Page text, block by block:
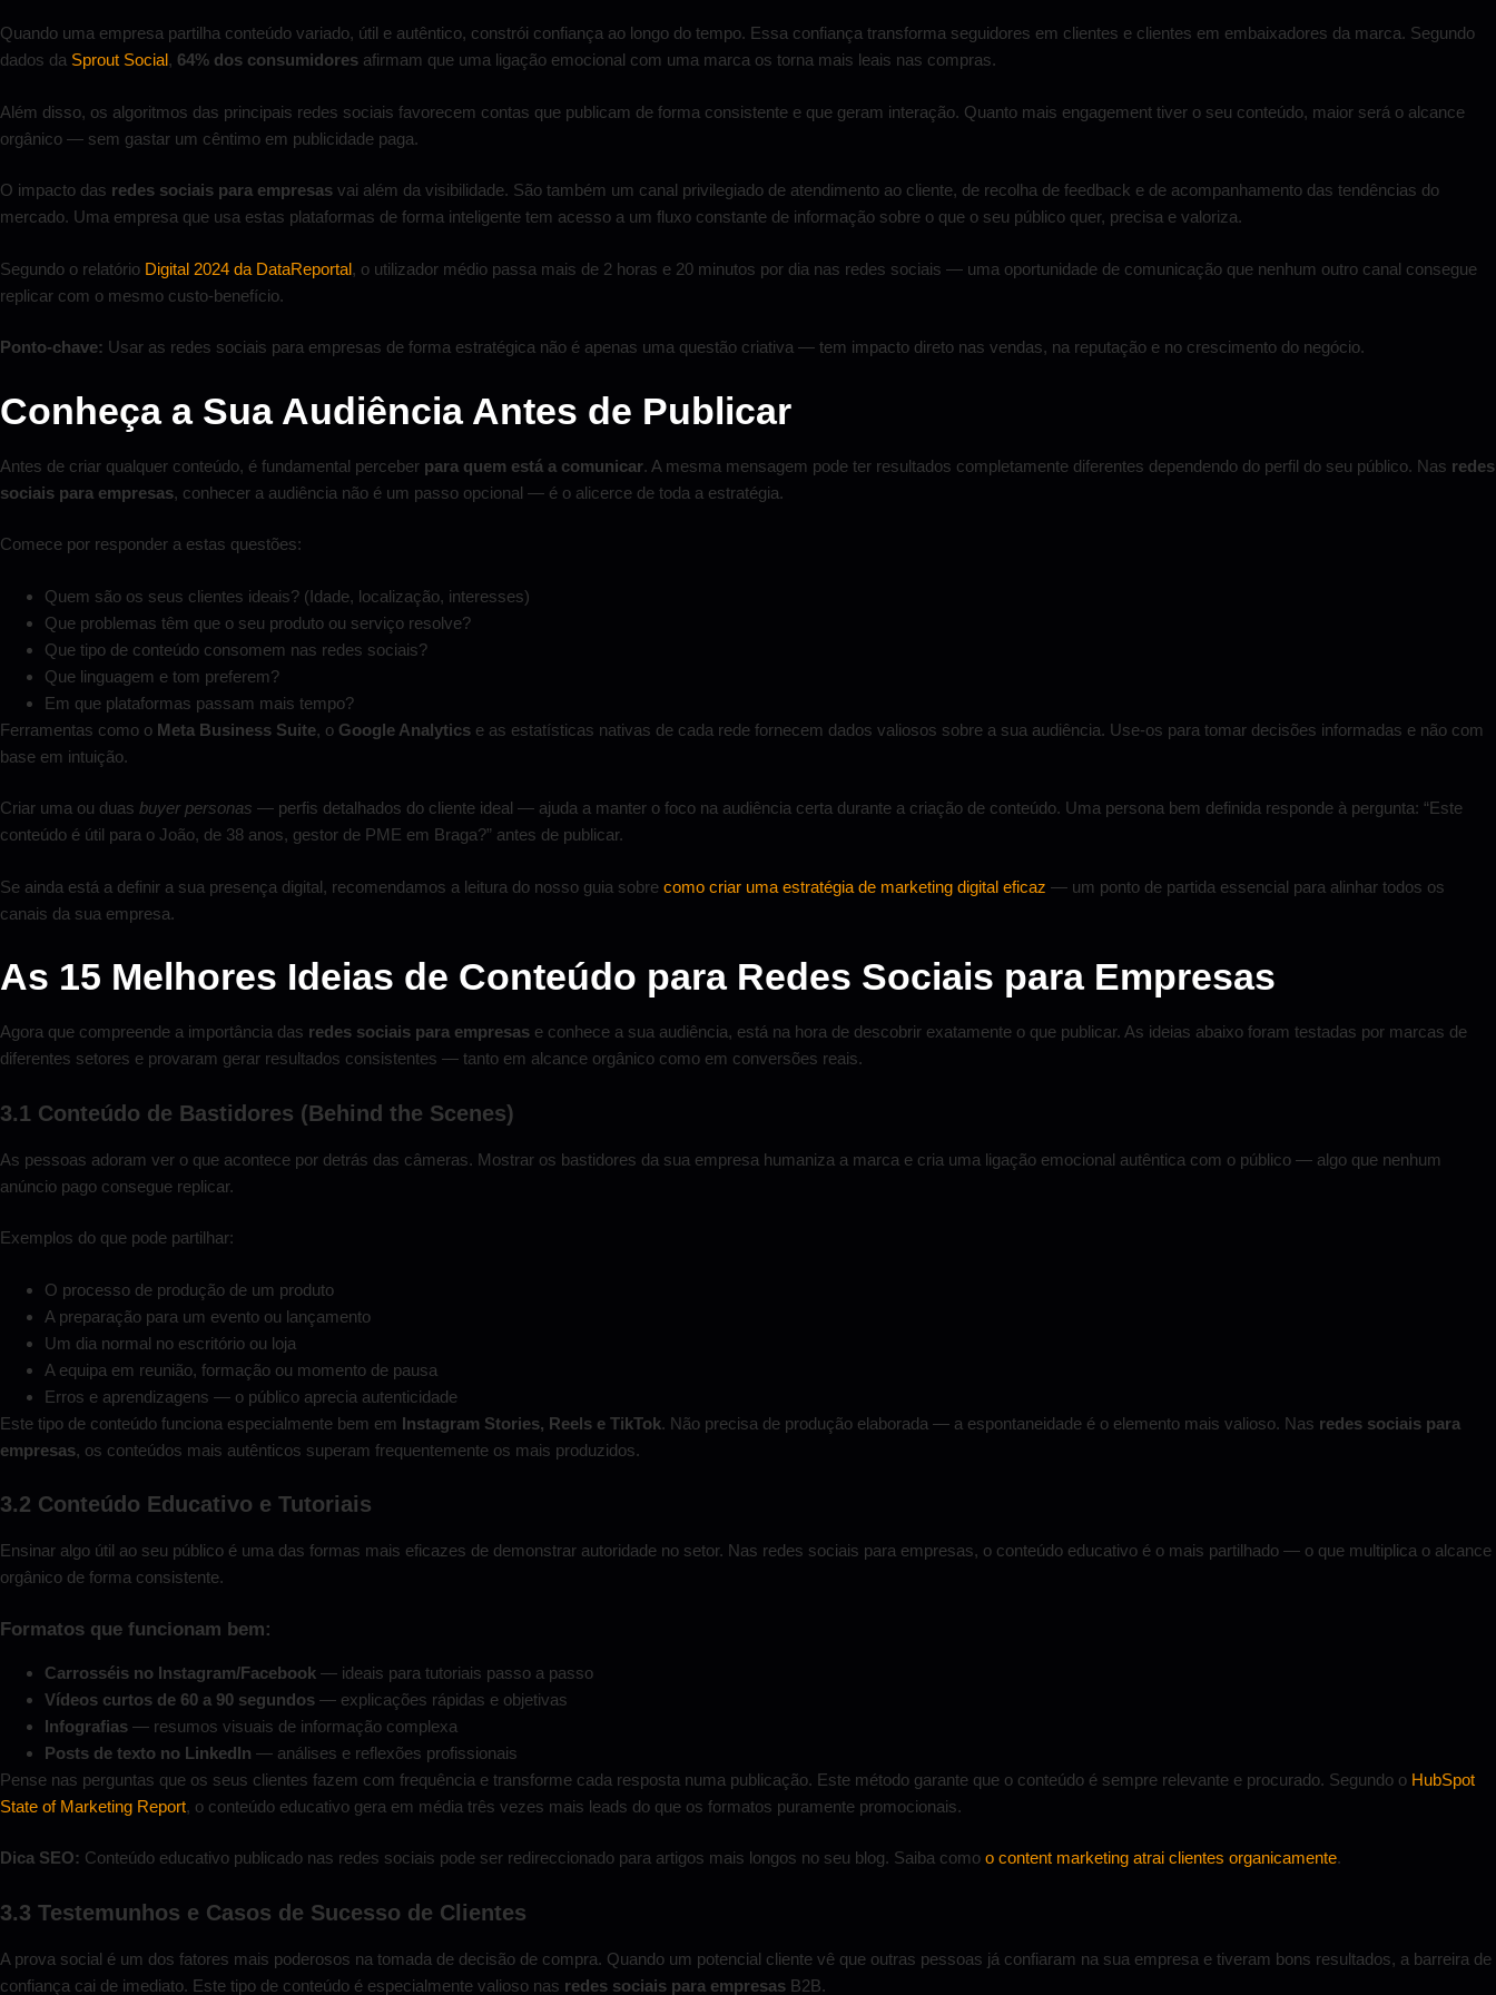
Quando uma empresa partilha conteúdo variado, útil e autêntico, constrói confiança ao longo do tempo. Essa confiança transforma seguidores em clientes e clientes em embaixadores da marca. Segundo
dados da Sprout Social, 64% dos consumidores afirmam que uma ligação emocional com uma marca os torna mais leais nas compras.
Além disso, os algoritmos das principais redes sociais favorecem contas que publicam de forma consistente e que geram interação. Quanto mais engagement tiver o seu conteúdo, maior será o alcance
orgânico — sem gastar um cêntimo em publicidade paga.
O impacto das redes sociais para empresas vai além da visibilidade. São também um canal privilegiado de atendimento ao cliente, de recolha de feedback e de acompanhamento das tendências do
mercado. Uma empresa que usa estas plataformas de forma inteligente tem acesso a um fluxo constante de informação sobre o que o seu público quer, precisa e valoriza.
Segundo o relatório Digital 2024 da DataReportal, o utilizador médio passa mais de 2 horas e 20 minutos por dia nas redes sociais — uma oportunidade de comunicação que nenhum outro canal consegue
replicar com o mesmo custo-benefício.
Ponto-chave: Usar as redes sociais para empresas de forma estratégica não é apenas uma questão criativa — tem impacto direto nas vendas, na reputação e no crescimento do negócio.
Conheça a Sua Audiência Antes de Publicar
Antes de criar qualquer conteúdo, é fundamental perceber para quem está a comunicar. A mesma mensagem pode ter resultados completamente diferentes dependendo do perfil do seu público. Nas redes
sociais para empresas, conhecer a audiência não é um passo opcional — é o alicerce de toda a estratégia.
Comece por responder a estas questões:
Quem são os seus clientes ideais? (Idade, localização, interesses)
Que problemas têm que o seu produto ou serviço resolve?
Que tipo de conteúdo consomem nas redes sociais?
Que linguagem e tom preferem?
Em que plataformas passam mais tempo?
Ferramentas como o Meta Business Suite, o Google Analytics e as estatísticas nativas de cada rede fornecem dados valiosos sobre a sua audiência. Use-os para tomar decisões informadas e não com
base em intuição.
Criar uma ou duas buyer personas — perfis detalhados do cliente ideal — ajuda a manter o foco na audiência certa durante a criação de conteúdo. Uma persona bem definida responde à pergunta: “Este
conteúdo é útil para o João, de 38 anos, gestor de PME em Braga?” antes de publicar.
Se ainda está a definir a sua presença digital, recomendamos a leitura do nosso guia sobre como criar uma estratégia de marketing digital eficaz — um ponto de partida essencial para alinhar todos os
canais da sua empresa.
As 15 Melhores Ideias de Conteúdo para Redes Sociais para Empresas
Agora que compreende a importância das redes sociais para empresas e conhece a sua audiência, está na hora de descobrir exatamente o que publicar. As ideias abaixo foram testadas por marcas de
diferentes setores e provaram gerar resultados consistentes — tanto em alcance orgânico como em conversões reais.
3.1 Conteúdo de Bastidores (Behind the Scenes)
As pessoas adoram ver o que acontece por detrás das câmeras. Mostrar os bastidores da sua empresa humaniza a marca e cria uma ligação emocional autêntica com o público — algo que nenhum
anúncio pago consegue replicar.
Exemplos do que pode partilhar:
O processo de produção de um produto
A preparação para um evento ou lançamento
Um dia normal no escritório ou loja
A equipa em reunião, formação ou momento de pausa
Erros e aprendizagens — o público aprecia autenticidade
Este tipo de conteúdo funciona especialmente bem em Instagram Stories, Reels e TikTok. Não precisa de produção elaborada — a espontaneidade é o elemento mais valioso. Nas redes sociais para
empresas, os conteúdos mais autênticos superam frequentemente os mais produzidos.
3.2 Conteúdo Educativo e Tutoriais
Ensinar algo útil ao seu público é uma das formas mais eficazes de demonstrar autoridade no setor. Nas redes sociais para empresas, o conteúdo educativo é o mais partilhado — o que multiplica o alcance
orgânico de forma consistente.
Formatos que funcionam bem:
Carrosséis no Instagram/Facebook — ideais para tutoriais passo a passo
Vídeos curtos de 60 a 90 segundos — explicações rápidas e objetivas
Infografias — resumos visuais de informação complexa
Posts de texto no LinkedIn — análises e reflexões profissionais
Pense nas perguntas que os seus clientes fazem com frequência e transforme cada resposta numa publicação. Este método garante que o conteúdo é sempre relevante e procurado. Segundo o HubSpot
State of Marketing Report, o conteúdo educativo gera em média três vezes mais leads do que os formatos puramente promocionais.
Dica SEO: Conteúdo educativo publicado nas redes sociais pode ser redireccionado para artigos mais longos no seu blog. Saiba como o content marketing atrai clientes organicamente.
3.3 Testemunhos e Casos de Sucesso de Clientes
A prova social é um dos fatores mais poderosos na tomada de decisão de compra. Quando um potencial cliente vê que outras pessoas já confiaram na sua empresa e tiveram bons resultados, a barreira de
confiança cai de imediato. Este tipo de conteúdo é especialmente valioso nas redes sociais para empresas B2B.